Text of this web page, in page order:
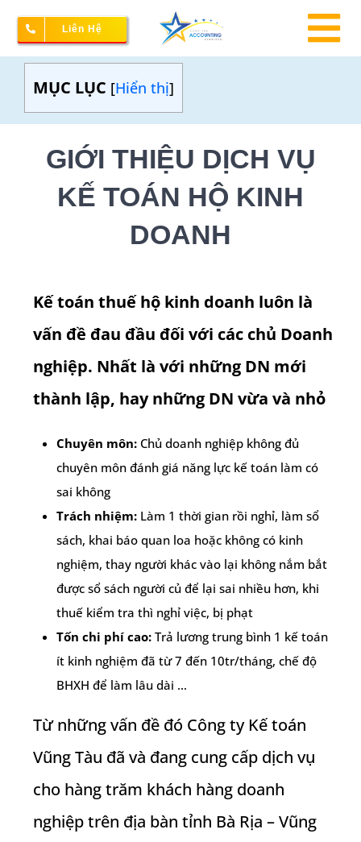
content
Liên Hệ
Kế toán – Thuế
Dịch vụ doanh nghiệp
MỤC LỤC [Hiển thị]
GIỚI THIỆU DỊCH VỤ
KẾ TOÁN HỘ KINH
DOANH
Kế toán thuế hộ kinh doanh luôn là
vấn đề đau đầu đối với các chủ Doanh
nghiệp. Nhất là với những DN mới
thành lập, hay những DN vừa và nhỏ
Chuyên môn:Chủ doanh nghiệp không đủ
chuyên môn đánh giá năng lực kế toán làm có
sai không
Trách nhiệm:Làm 1 thời gian rồi nghỉ, làm sổ
sách, khai báo quan loa hoặc không có kinh
nghiệm, thay người khác vào lại không nắm bắt
được sổ sách người củ để lại sai nhiều hơn, khi
thuế kiểm tra thì nghỉ việc, bị phạt
Tốn chi phí cao:Trả lương trung bình 1 kế toán
ít kinh nghiệm đã từ 7 đến 10tr/tháng, chế độ
BHXH để làm lâu dài …
Từ những vấn đề đó Công ty Kế toán
Vũng Tàu đã và đang cung cấp dịch vụ
cho hàng trăm khách hàng doanh
nghiệp trên địa bàn tỉnh Bà Rịa – Vũng